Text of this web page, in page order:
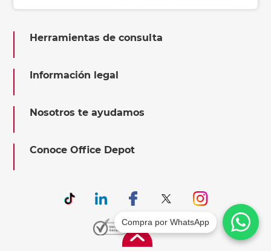
Herramientas de consulta
Información legal
Nosotros te ayudamos
Conoce Office Depot
Compra por WhatsApp